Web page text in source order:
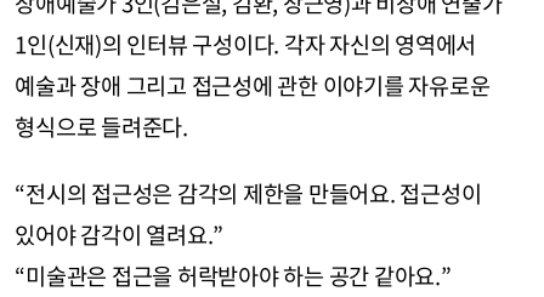
1인(신재)의 인터뷰 구성이다. 각자 자신의 영역에서
예술과 장애 그리고 접근성에 관한 이야기를 자유로운
형식으로 들려준다.
“전시의 접근성은 감각의 제한을 만들어요. 접근성이
있어야 감각이 열려요.”
“미술관은 접근을 허락받아야 하는 공간 같아요.”